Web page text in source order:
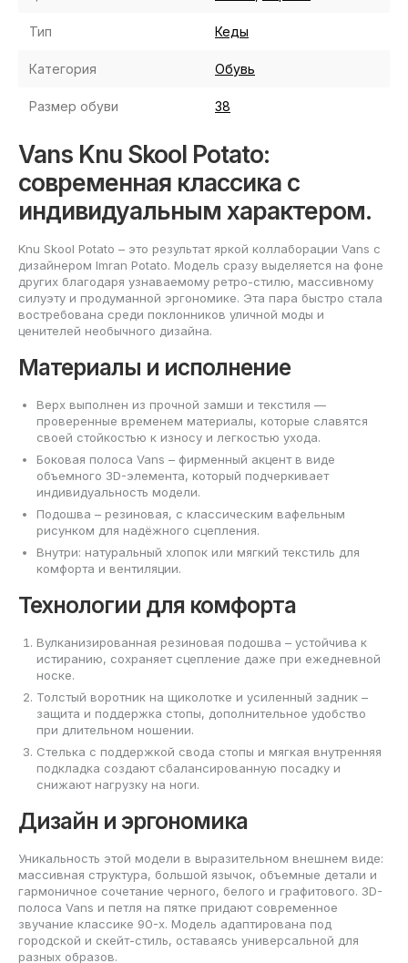
Тип Кеды
Категория Обувь
Размер обуви 38
Vans Knu Skool Potato:
современная классика с
индивидуальным характером.
Knu Skool Potato – это результат яркой коллаборации Vans с
дизайнером Imran Potato. Модель сразу выделяется на фоне
других благодаря узнаваемому ретро-стилю, массивному
силуэту и продуманной эргономике. Эта пара быстро стала
востребована среди поклонников уличной моды и
ценителей необычного дизайна.
Материалы и исполнение
Верх выполнен из прочной замши и текстиля —
проверенные временем материалы, которые славятся
своей стойкостью к износу и легкостью ухода.
Боковая полоса Vans – фирменный акцент в виде
объемного 3D-элемента, который подчеркивает
индивидуальность модели.
Подошва – резиновая, с классическим вафельным
рисунком для надёжного сцепления.
Внутри: натуральный хлопок или мягкий текстиль для
комфорта и вентиляции.
Технологии для комфорта
Вулканизированная резиновая подошва – устойчива к
истиранию, сохраняет сцепление даже при ежедневной
носке.
Толстый воротник на щиколотке и усиленный задник –
защита и поддержка стопы, дополнительное удобство
при длительном ношении.
Стелька с поддержкой свода стопы и мягкая внутренняя
подкладка создают сбалансированную посадку и
снижают нагрузку на ноги.
Дизайн и эргономика
Уникальность этой модели в выразительном внешнем виде:
массивная структура, большой язычок, объемные детали и
гармоничное сочетание черного, белого и графитового. 3D-
полоса Vans и петля на пятке придают современное
звучание классике 90-х. Модель адаптирована под
городской и скейт-стиль, оставаясь универсальной для
разных образов.